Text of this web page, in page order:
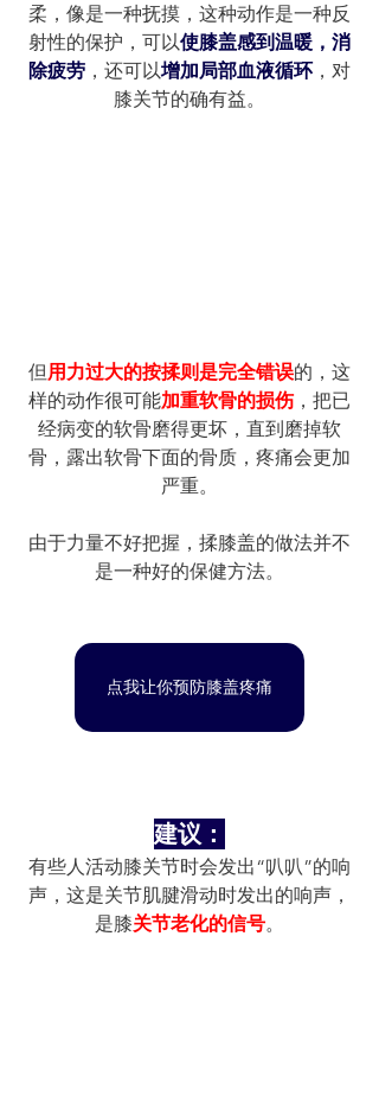
柔，像是一种抚摸，这种动作是一种反
射性的保护，可以使膝盖感到温暖，消
除疲劳 ，还可以增加局部血液循环，对
膝关节的确有益。
但 用力过大的按揉则是完全错误的，这
样的动作很可能加重软骨的损伤，把已
经病变的软骨磨得更坏，直到磨掉软
骨，露出软骨下面的骨质，疼痛会更加
严重。
由于力量不好把握，揉膝盖的做法并不
是一种好的保健方法。
点我让你预防膝盖疼痛
建议：
有些人活动膝关节时会发出“叭叭”的响
声，这是关节肌腱滑动时发出的响声，
是膝关节老化的信号。